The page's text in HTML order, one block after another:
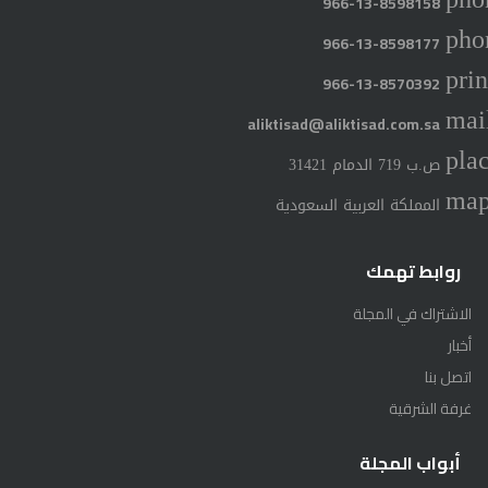
966-13-8598177
966-13-8570392
aliktisad@aliktisad.com.sa
ص.ب 719 الدمام 31421
المملكة العربية السعودية
روابط تهمك
الاشتراك في المجلة
أخبار
اتصل بنا
غرفة الشرقية
أبواب المجلة